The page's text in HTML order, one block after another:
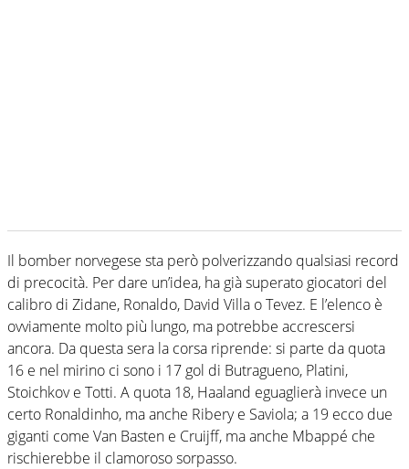
Il bomber norvegese sta però polverizzando qualsiasi record
di precocità. Per dare un’idea, ha già superato giocatori del
calibro di Zidane, Ronaldo, David Villa o Tevez. E l’elenco è
ovviamente molto più lungo, ma potrebbe accrescersi
ancora. Da questa sera la corsa riprende: si parte da quota
16 e nel mirino ci sono i 17 gol di Butragueno, Platini,
Stoichkov e Totti. A quota 18, Haaland eguaglierà invece un
certo Ronaldinho, ma anche Ribery e Saviola; a 19 ecco due
giganti come Van Basten e Cruijff, ma anche Mbappé che
rischierebbe il clamoroso sorpasso.